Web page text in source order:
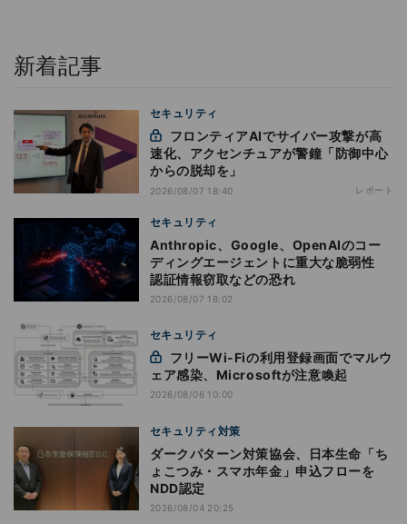
新着記事
セキュリティ
速化、アクセンチュアが警鐘「防御中心
からの脱却を」
2026/08/07 18:40 レポート
セキュリティ
Anthropic、Google、OpenAIのコー
ディングエージェントに重大な脆弱性
認証情報窃取などの恐れ
2026/08/07 18:02
セキュリティ
ェア感染、Microsoftが注意喚起
2026/08/06 10:00
セキュリティ対策
ダークパターン対策協会、日本生命「ち
ょこつみ・スマホ年金」申込フローを
NDD認定
2026/08/04 20:25